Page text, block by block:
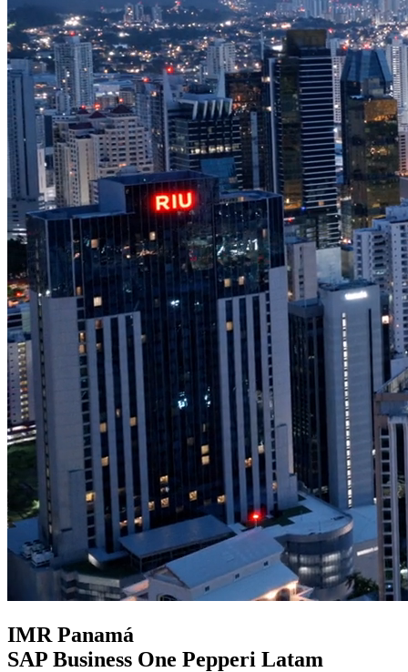
IMR Panamá
SAP Business One Pepperi Latam